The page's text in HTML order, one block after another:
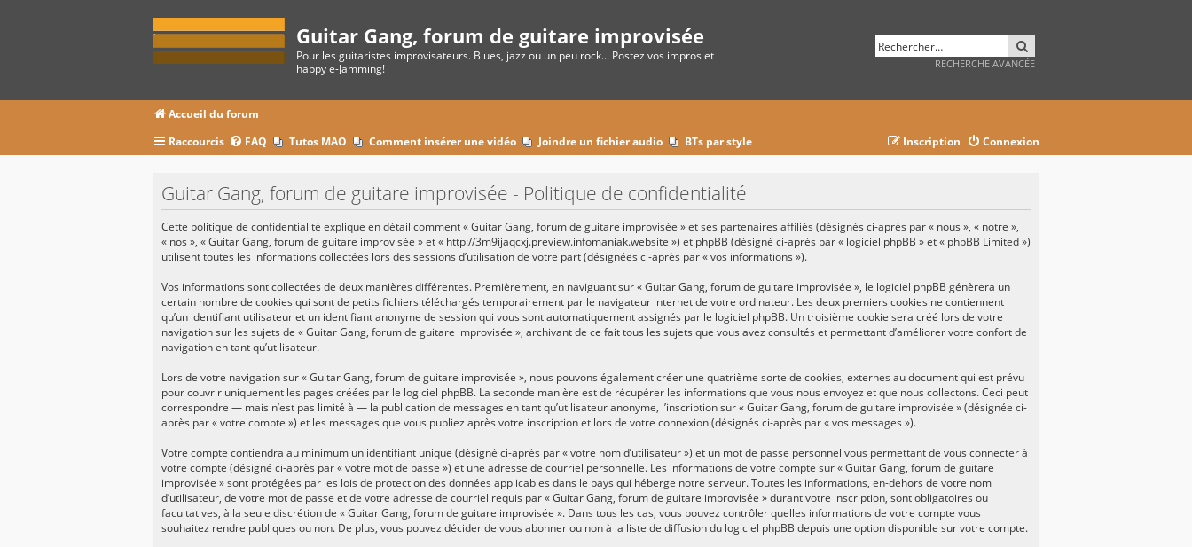
Guitar Gang, forum de guitare improvisée
Pour les guitaristes improvisateurs. Blues, jazz ou un peu rock... Postez vos impros et
happy e-Jamming!
RECHERCHE AVANCÉE
Accueil du forum
Raccourcis
FAQ Tutos MAO Comment insérer une vidéo Joindre un fichier audio BTs par style Connexion
Inscription
Guitar Gang, forum de guitare improvisée - Politique de confidentialité
Cette politique de confidentialité explique en détail comment « Guitar Gang, forum de guitare improvisée » et ses partenaires affiliés (désignés ci-après par « nous », « notre »,
« nos », « Guitar Gang, forum de guitare improvisée » et « http://3m9ijaqcxj.preview.infomaniak.website ») et phpBB (désigné ci-après par « logiciel phpBB » et « phpBB Limited »)
utilisent toutes les informations collectées lors des sessions d’utilisation de votre part (désignées ci-après par « vos informations »).
Vos informations sont collectées de deux manières différentes. Premièrement, en naviguant sur « Guitar Gang, forum de guitare improvisée », le logiciel phpBB génèrera un
certain nombre de cookies qui sont de petits fichiers téléchargés temporairement par le navigateur internet de votre ordinateur. Les deux premiers cookies ne contiennent
qu’un identifiant utilisateur et un identifiant anonyme de session qui vous sont automatiquement assignés par le logiciel phpBB. Un troisième cookie sera créé lors de votre
navigation sur les sujets de « Guitar Gang, forum de guitare improvisée », archivant de ce fait tous les sujets que vous avez consultés et permettant d’améliorer votre confort de
navigation en tant qu’utilisateur.
Lors de votre navigation sur « Guitar Gang, forum de guitare improvisée », nous pouvons également créer une quatrième sorte de cookies, externes au document qui est prévu
pour couvrir uniquement les pages créées par le logiciel phpBB. La seconde manière est de récupérer les informations que vous nous envoyez et que nous collectons. Ceci peut
correspondre — mais n’est pas limité à — la publication de messages en tant qu’utilisateur anonyme, l’inscription sur « Guitar Gang, forum de guitare improvisée » (désignée ci-
après par « votre compte ») et les messages que vous publiez après votre inscription et lors de votre connexion (désignés ci-après par « vos messages »).
Votre compte contiendra au minimum un identifiant unique (désigné ci-après par « votre nom d’utilisateur ») et un mot de passe personnel vous permettant de vous connecter à
votre compte (désigné ci-après par « votre mot de passe ») et une adresse de courriel personnelle. Les informations de votre compte sur « Guitar Gang, forum de guitare
improvisée » sont protégées par les lois de protection des données applicables dans le pays qui héberge notre serveur. Toutes les informations, en-dehors de votre nom
d’utilisateur, de votre mot de passe et de votre adresse de courriel requis par « Guitar Gang, forum de guitare improvisée » durant votre inscription, sont obligatoires ou
facultatives, à la seule discrétion de « Guitar Gang, forum de guitare improvisée ». Dans tous les cas, vous pouvez contrôler quelles informations de votre compte vous
souhaitez rendre publiques ou non. De plus, vous pouvez décider de vous abonner ou non à la liste de diffusion du logiciel phpBB depuis une option disponible sur votre compte.